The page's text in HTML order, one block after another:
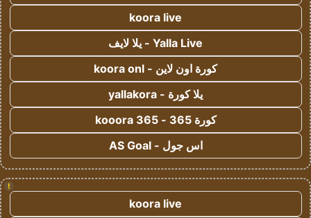
koora live
Yalla Live - يلا لايف
كورة اون لاين - koora onl
يلا كورة - yallakora
كورة 365 - kooora 365
اس جول - AS Goal
!
koora live